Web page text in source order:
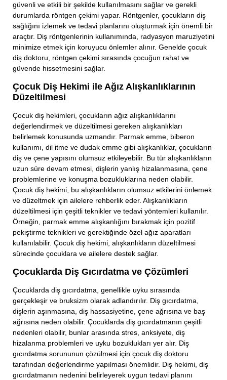
güvenli ve etkili bir şekilde kullanılmasını sağlar ve gerekli
durumlarda röntgen çekimi yapar. Röntgenler, çocukların diş
sağlığını izlemek ve tedavi planlarını oluşturmak için önemli bir
araçtır. Diş röntgenlerinin kullanımında, radyasyon maruziyetini
minimize etmek için koruyucu önlemler alınır. Genelde çocuk
diş doktoru, röntgen çekimi sırasında çocuğun rahat ve
güvende hissetmesini sağlar.
Çocuk Diş Hekimi ile Ağız Alışkanlıklarının
Düzeltilmesi
Çocuk diş hekimleri, çocukların ağız alışkanlıklarını
değerlendirmek ve düzeltilmesi gereken alışkanlıkları
belirlemek konusunda uzmandır. Parmak emme, biberon
kullanımı, dil itme ve dudak emme gibi alışkanlıklar, çocukların
diş ve çene yapısını olumsuz etkileyebilir. Bu tür alışkanlıkların
uzun süre devam etmesi, dişlerin yanlış hizalanmasına, çene
problemlerine ve konuşma bozukluklarına neden olabilir.
Çocuk diş hekimi, bu alışkanlıkların olumsuz etkilerini önlemek
ve düzeltmek için ailelere rehberlik eder. Alışkanlıkların
düzeltilmesi için çeşitli teknikler ve tedavi yöntemleri kullanılır.
Örneğin, parmak emme alışkanlığını bırakmak için pozitif
pekiştirme teknikleri ve gerektiğinde özel ağız aparatları
kullanılabilir. Çocuk diş hekimi, alışkanlıkların düzeltilmesi
sürecinde çocuklara ve ailelere destek sağlar.
Çocuklarda Diş Gıcırdatma ve Çözümleri
Çocuklarda diş gıcırdatma, genellikle uyku sırasında
gerçekleşir ve bruksizm olarak adlandırılır. Diş gıcırdatma,
dişlerin aşınmasına, diş hassasiyetine, çene ağrısına ve baş
ağrısına neden olabilir. Çocuklarda diş gıcırdatmanın çeşitli
nedenleri olabilir, bunlar arasında stres, anksiyete, diş
hizalanma problemleri ve uyku bozuklukları yer alır. Diş
gıcırdatma sorununun çözülmesi için çocuk diş doktoru
tarafından değerlendirme yapılması önemlidir. Diş hekimi, diş
gıcırdatmanın nedenini belirleyerek uygun tedavi planını